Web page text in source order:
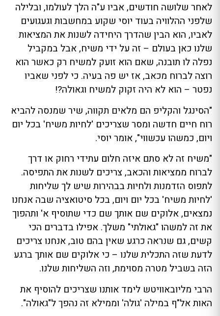
לאחר שלושה חודשים, אביו ע"ה הלך לעולמו, ובלילה
שלפני ההלוויה בעוד יוסי שקוע במחשבות וגעגועים
לאביו, הוא הבין שהדרך היחידה לשנות את המציאות
שלנו כאן בעולם – זה על ידי משיח, אבל במקביל
נפלה לו תובנה, שאם הוא זועק למשיח רק כאשר הוא
רוצה לברוח מכאב, אז יש פה בעיה. כי לפני שאביו
נפטר – הוא לא היה זקוק למשיח וגאולה?!
"הסינגל והקליפ הם מלאים תקווה, שיר שמנסה להביא
רוח חיים חדשה ומסר שצריכים 'לחיות משיח' בכל יום
ויום, כמשהו עכשווי", אומר יוסי.
"משיח זה לא סתם איזה חלום עתידי רחוק או דרך
לברוח ממציאות והכאב, צריכים לשנות את התפיסה.
לתפוס הזדמנות ולחיות בבהירות שיש לך שליחות
'לחיות משיח' בכל יום ויום, בכל סיטואציה שבה אנחנו
נמצאים, אלוקים שם אותך שם כדי שתוסיף א' ותהפוך
את זה למשהו "גאולתי" משלך. אפילו בדברים הכי
קשים, גם שנראה כרגע שאין בהם טוב, אנחנו צריכים
לדעת שזה התכלית שלנו – כי אלוקים שם אותך ברגע
הזה בשביל מטרה מסוימת, וזה השליחות שלנו.
הרבי מליובאוויטש לימד אותנו שצריכים להוסיף את
האות אל"ף במילה 'גולה' וממילא זה נהפך ל"גאולה".